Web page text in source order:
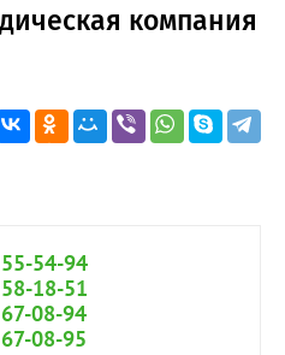
компания
54-94
18-51
08-94
08-95